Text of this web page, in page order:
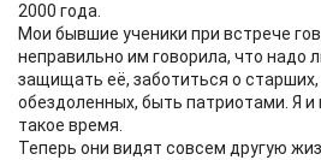
2000 года.
Мои бывшие ученики при встрече
неправильно им говорила, что надо
защищать её, заботиться о
обездоленных, быть патриотами. Я и
такое время.
Теперь они видят совсем другую